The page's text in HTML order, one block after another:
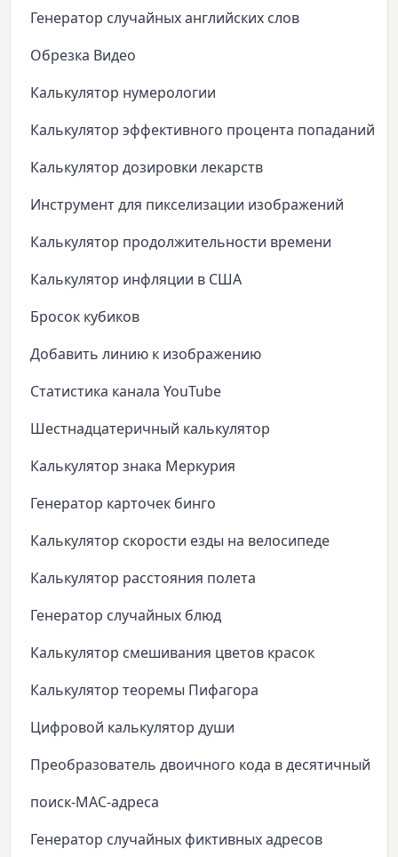
Генератор случайных английских слов
Обрезка Видео
Калькулятор нумерологии
Калькулятор эффективного процента попаданий
Калькулятор дозировки лекарств
Инструмент для пикселизации изображений
Калькулятор продолжительности времени
Калькулятор инфляции в США
Бросок кубиков
Добавить линию к изображению
Статистика канала YouTube
Шестнадцатеричный калькулятор
Калькулятор знака Меркурия
Генератор карточек бинго
Калькулятор скорости езды на велосипеде
Калькулятор расстояния полета
Генератор случайных блюд
Калькулятор смешивания цветов красок
Калькулятор теоремы Пифагора
Цифровой калькулятор души
Преобразователь двоичного кода в десятичный
поиск-MAC-адреса
Генератор случайных фиктивных адресов